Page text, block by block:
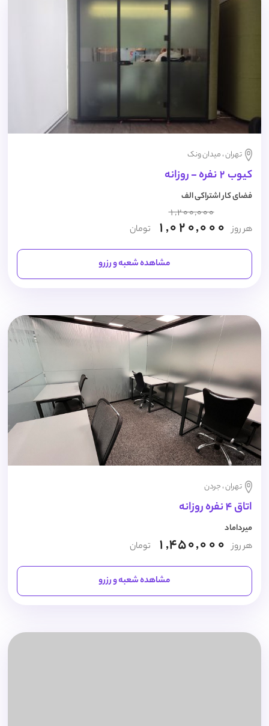
تهران ، میدان ونک
کیوب 2 نفره - روزانه
فضای کار اشتراکی الف
هر روز
1,200,000
1,020,000 تومان
مشاهده شعبه و رزرو
تهران ، جردن
اتاق 4 نفره روزانه
میرداماد
هر روز 1,450,000 تومان
مشاهده شعبه و رزرو